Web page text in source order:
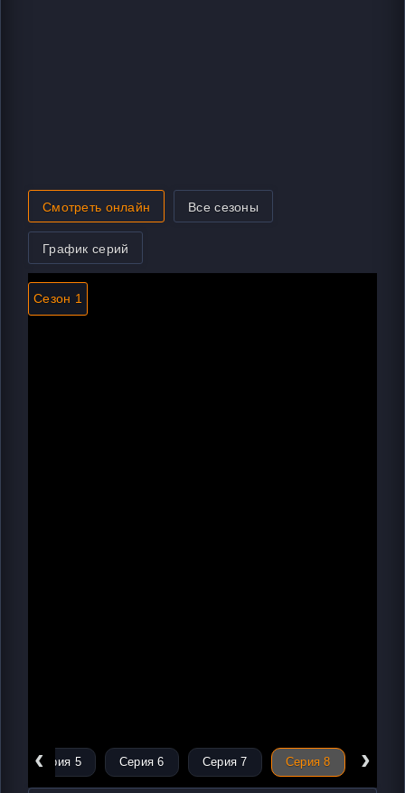
Смотреть онлайн Все сезоны
График серий
Сезон 1
‹
Серия 5 Серия 6 Серия 7 Серия 8 ›